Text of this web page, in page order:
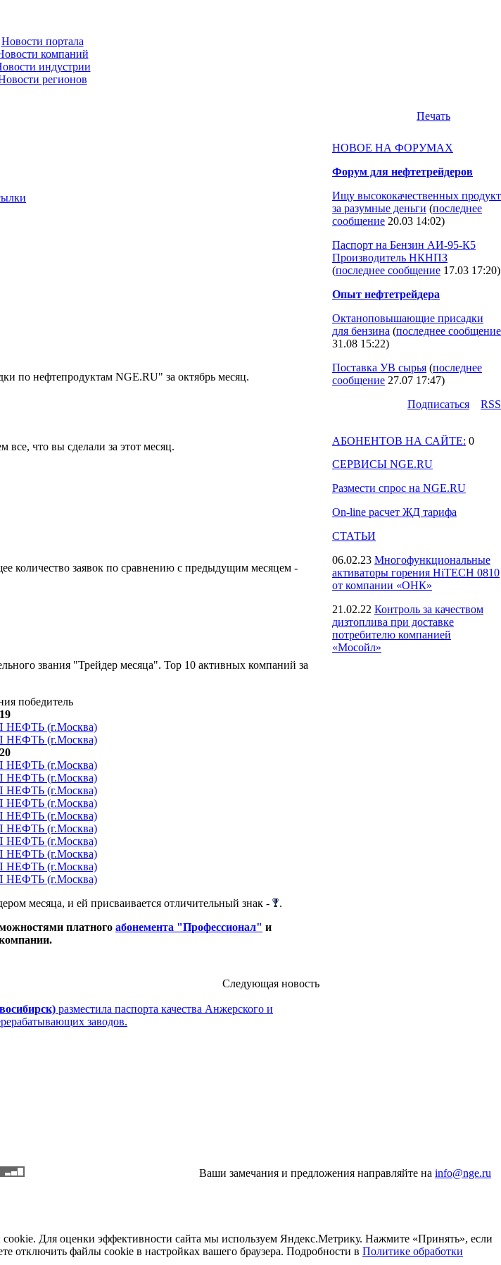
Новости портала
компаний
индустрии
регионов
Печать
по нефтепродуктам NGE.RU" за октябрь месяц.
все, что вы сделали за этот месяц.
количество заявок по сравнению с предыдущим месяцем -
звания "Трейдер месяца". Тор 10 активных компаний за
победитель
НЕФТЬ (г.Москва)
НЕФТЬ (г.Москва)
НЕФТЬ (г.Москва)
НЕФТЬ (г.Москва)
НЕФТЬ (г.Москва)
НЕФТЬ (г.Москва)
НЕФТЬ (г.Москва)
НЕФТЬ (г.Москва)
НЕФТЬ (г.Москва)
НЕФТЬ (г.Москва)
НЕФТЬ (г.Москва)
НЕФТЬ (г.Москва)
месяца, и ей присваивается отличительный знак -
.
платного абонемента "Профессионал" и
Следующая новость
разместила паспорта качества Анжерского и
заводов.
НОВОЕ НА ФОРУМАХ
Форум для нефтетрейдеров
Ищу высококачественных продукт
за разумные деньги (последнее
сообщение 20.03 14:02)
Паспорт на Бензин АИ-95-К5
Производитель НКНПЗ
(последнее сообщение 17.03 17:20)
Опыт нефтетрейдера
Октаноповышающие присадки
для бензина (последнее сообщение
31.08 15:22)
Поставка УВ сырья (последнее
сообщение 27.07 17:47)
Подпиcаться
RSS
АБОНЕНТОВ НА САЙТЕ: 0
СЕРВИСЫ NGE.RU
Размести спрос на NGE.RU
On-line расчет ЖД тарифа
СТАТЬИ
06.02.23 Многофункциональные
активаторы горения HiTECH 0810
от компании «ОНК»
21.02.22 Контроль за качеством
дизтоплива при доставке
потребителю компанией
«Мосойл»
Ваши замечания и предложения направляйте на info@nge.ru
Для оценки эффективности сайта мы используем Яндекс.Метрику. Нажмите «Принять», если
отключить файлы cookie в настройках вашего браузера. Подробности в Политике обработки